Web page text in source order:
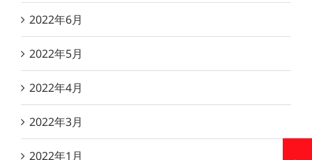
2022年6月
2022年5月
2022年4月
2022年3月
2022年1月